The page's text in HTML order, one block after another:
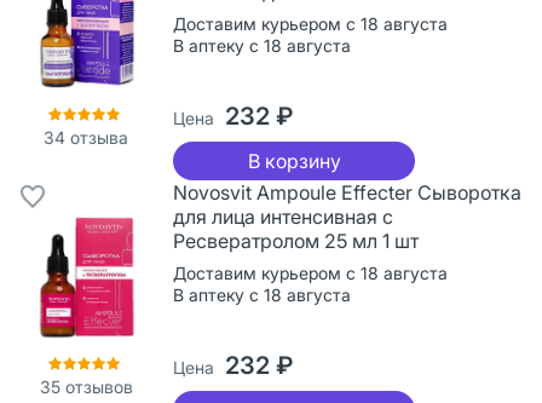
34 отзыва
Доставим курьером с 18 августа
В аптеку с 18 августа
Цена 232 ₽
В корзину
35отзывов
Novosvit Ampoule Effecter Сыворотка
для лица интенсивная с
Ресвератролом 25 мл 1 шт
Доставим курьером с 18 августа
В аптеку с 18 августа
Цена 232 ₽